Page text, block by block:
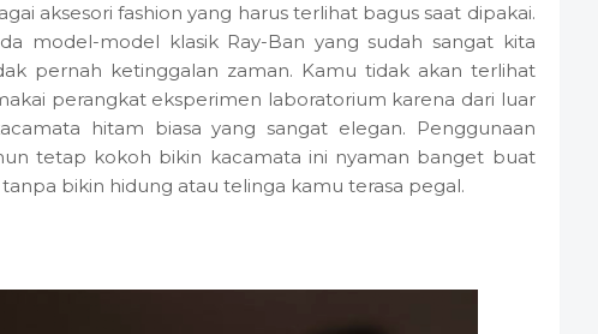
aksesori fashion yang harus terlihat bagus saat dipakai.
model-model klasik Ray-Ban yang sudah sangat kita
pernah ketinggalan zaman. Kamu tidak akan terlihat
perangkat eksperimen laboratorium karena dari luar
hitam biasa yang sangat elegan. Penggunaan
tetap kokoh bikin kacamata ini nyaman banget buat
bikin hidung atau telinga kamu terasa pegal.